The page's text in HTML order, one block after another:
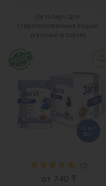
Jarvi пауч для
стерилизованных кошек
(кусочки в соусе)
( 1)
от 740 ₸